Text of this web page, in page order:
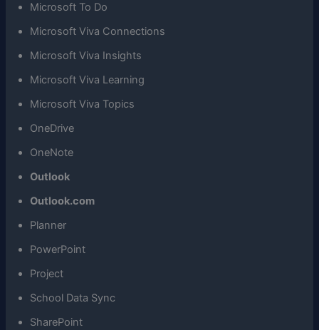
Microsoft To Do
Microsoft Viva Connections
Microsoft Viva Insights
Microsoft Viva Learning
Microsoft Viva Topics
OneDrive
OneNote
Outlook
Outlook.com
Planner
PowerPoint
Project
School Data Sync
SharePoint